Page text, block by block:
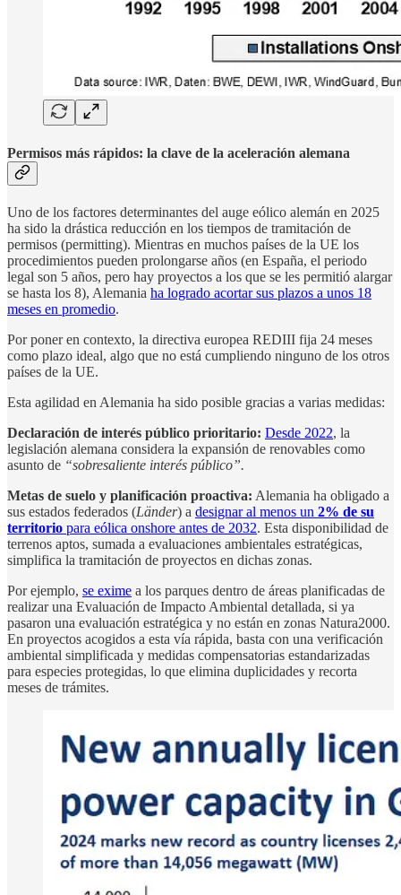
Permisos más rápidos: la clave de la aceleración alemana
Uno de los factores determinantes del auge eólico alemán en 2025
ha sido la drástica reducción en los tiempos de tramitación de
permisos (permitting). Mientras en muchos países de la UE los
procedimientos pueden prolongarse años (en España, el periodo
legal son 5 años, pero hay proyectos a los que se les permitió alargar
se hasta los 8), Alemania ha logrado acortar sus plazos a unos 18
meses en promedio.
Por poner en contexto, la directiva europea REDIII fija 24 meses
como plazo ideal, algo que no está cumpliendo ninguno de los otros
países de la UE.
Esta agilidad en Alemania ha sido posible gracias a varias medidas:
Declaración de interés público prioritario: Desde 2022, la
legislación alemana considera la expansión de renovables como
asunto de “sobresaliente interés público”.
Metas de suelo y planificación proactiva: Alemania ha obligado a
sus estados federados (Länder) a designar al menos un 2% de su
territorio para eólica onshore antes de 2032. Esta disponibilidad de
terrenos aptos, sumada a evaluaciones ambientales estratégicas,
simplifica la tramitación de proyectos en dichas zonas.
Por ejemplo, se exime a los parques dentro de áreas planificadas de
realizar una Evaluación de Impacto Ambiental detallada, si ya
pasaron una evaluación estratégica y no están en zonas Natura2000.
En proyectos acogidos a esta vía rápida, basta con una verificación
ambiental simplificada y medidas compensatorias estandarizadas
para especies protegidas, lo que elimina duplicidades y recorta
meses de trámites.